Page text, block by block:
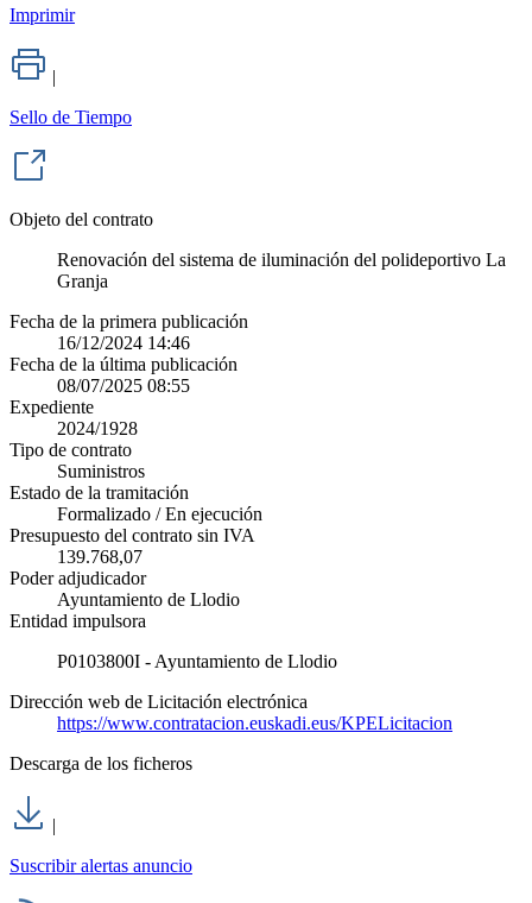
Imprimir
|
Sello de Tiempo
Objeto del contrato
Renovación del sistema de iluminación del polideportivo La
Granja
Fecha de la primera publicación
16/12/2024 14:46
Fecha de la última publicación
08/07/2025 08:55
Expediente
2024/1928
Tipo de contrato
Suministros
Estado de la tramitación
Formalizado / En ejecución
Presupuesto del contrato sin IVA
139.768,07
Poder adjudicador
Ayuntamiento de Llodio
Entidad impulsora
P0103800I - Ayuntamiento de Llodio
Dirección web de Licitación electrónica
https://www.contratacion.euskadi.eus/KPELicitacion
Descarga de los ficheros
|
Suscribir alertas anuncio